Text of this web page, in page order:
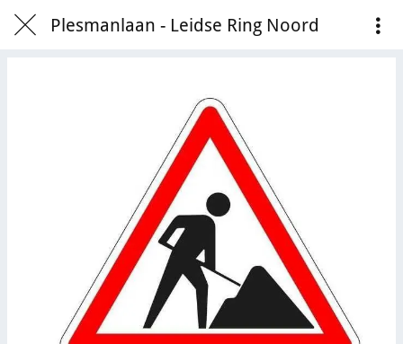
Plesmanlaan - Leidse Ring Noord